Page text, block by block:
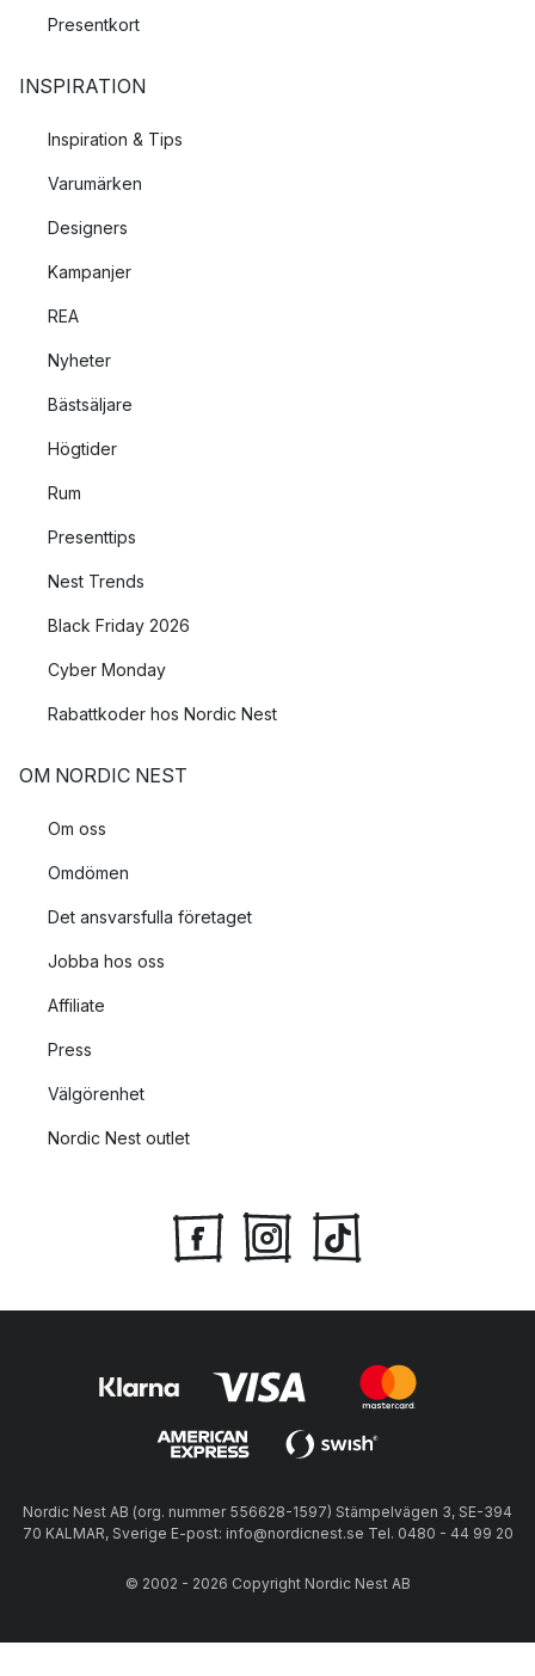
Presentkort
INSPIRATION
Inspiration & Tips
Varumärken
Designers
Kampanjer
REA
Nyheter
Bästsäljare
Högtider
Rum
Presenttips
Nest Trends
Black Friday 2026
Cyber Monday
Rabattkoder hos Nordic Nest
OM NORDIC NEST
Om oss
Omdömen
Det ansvarsfulla företaget
Jobba hos oss
Affiliate
Press
Välgörenhet
Nordic Nest outlet
Nordic Nest AB (org. nummer 556628-1597) Stämpelvägen 3, SE-394
70 KALMAR, Sverige E-post: info@nordicnest.se Tel. 0480 - 44 99 20
© 2002 - 2026 Copyright Nordic Nest AB